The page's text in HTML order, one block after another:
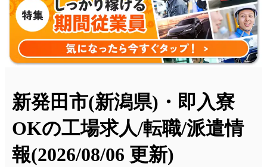
新発田市(新潟県)・即入寮
OKの工場求人/転職/派遣情
報(2026/08/06 更新)